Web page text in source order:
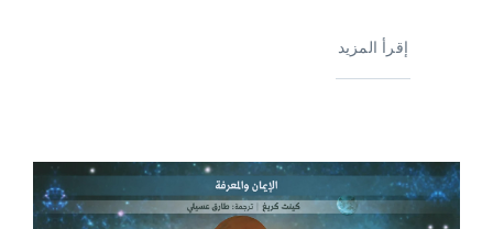
إقرأ المزيد